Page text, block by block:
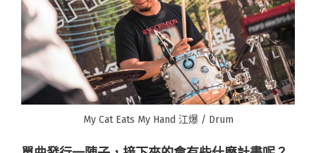
My Cat Eats My Hand 江爆 / Drum